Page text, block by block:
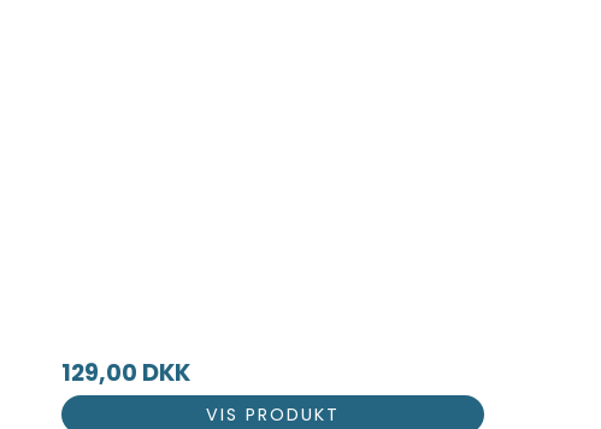
129,00 DKK
VIS PRODUKT